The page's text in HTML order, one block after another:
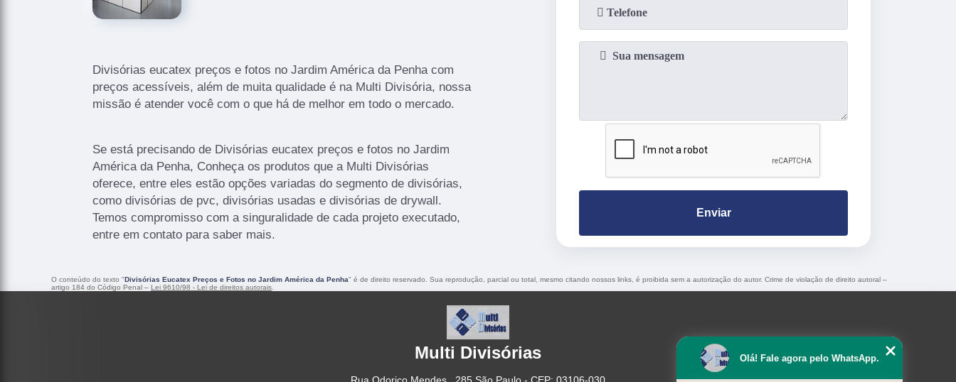
Divisórias eucatex preços e fotos no Jardim América da Penha com
preços acessíveis, além de muita qualidade é na Multi Divisória, nossa
missão é atender você com o que há de melhor em todo o mercado.
Se está precisando de Divisórias eucatex preços e fotos no Jardim
América da Penha, Conheça os produtos que a Multi Divisórias
oferece, entre eles estão opções variadas do segmento de divisórias,
como divisórias de pvc, divisórias usadas e divisórias de drywall.
Temos compromisso com a singuralidade de cada projeto executado,
entre em contato para saber mais.
Enviar
O conteúdo do texto "Divisórias Eucatex Preços e Fotos no Jardim América da Penha" é de direito reservado. Sua reprodução, parcial ou total, mesmo citando nossos links, é proibida sem a autorização do autor. Crime de violação de direito autoral –
artigo 184 do Código Penal – Lei 9610/98 - Lei de direitos autorais
Multi Divisórias
Rua Odorico Mendes , 285 São Paulo - CEP: 03106-030
Olá! Fale agora pelo WhatsApp.